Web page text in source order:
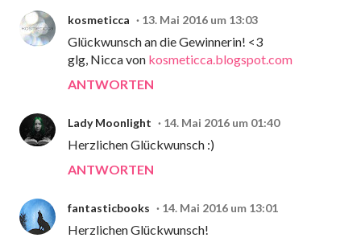
kosmeticca 13. Mai 2016 um 13:03
Glückwunsch an die Gewinnerin! <3
glg, Nicca von kosmeticca.blogspot.com
ANTWORTEN
Lady Moonlight 14. Mai 2016 um 01:40
Herzlichen Glückwunsch :)
ANTWORTEN
fantasticbooks 14. Mai 2016 um 13:01
Herzlichen Glückwunsch!